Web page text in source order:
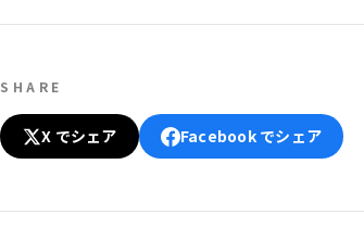
SHARE
X でシェア Facebook でシェア